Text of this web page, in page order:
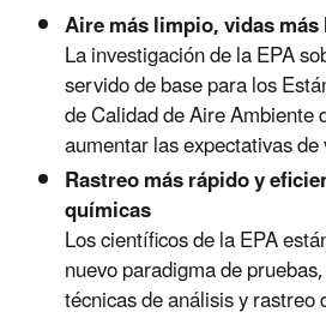
Aire más limpio, vidas
La investigación de la EPA
servido de base para los
de Calidad de Aire Ambiente
aumentar las expectativas
Rastreo más rápido y
químicas
Los científicos de la EPA
nuevo paradigma de
técnicas de análisis y rastreo